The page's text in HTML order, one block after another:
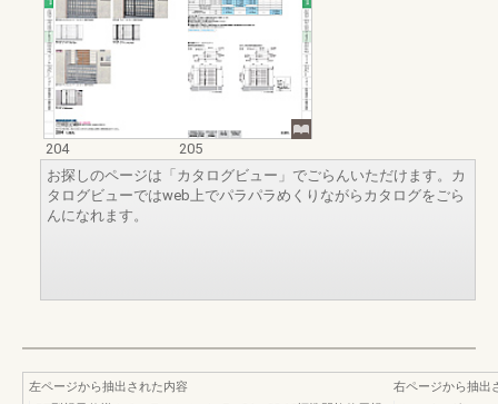
204
205
お探しのページは「カタログビュー」でごらんいただけます。カ
タログビューではweb上でパラパラめくりながらカタログをごら
んになれます。
左ページから抽出された内容
右ページから抽出